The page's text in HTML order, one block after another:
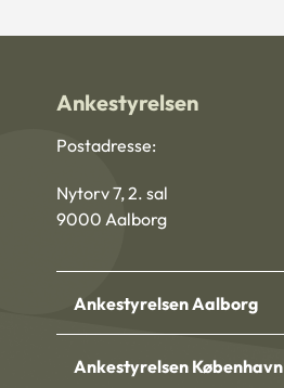
Ankestyrelsen
Postadresse:
Nytorv 7, 2. sal
9000 Aalborg
Ankestyrelsen Aalborg
Ankestyrelsen København